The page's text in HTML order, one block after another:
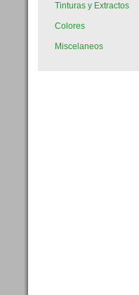
Tinturas y Extractos
Colores
Miscelaneos